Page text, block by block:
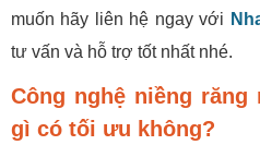
muốn hãy liên hệ ngay với
tư vấn và hỗ trợ tốt nhất nhé.
Công nghệ niềng
gì có tối ưu không?